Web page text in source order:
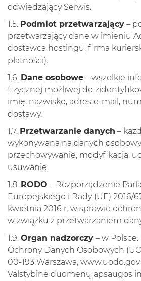
odwiedzający Serwis.
1.5. Podmiot przetwarzający –
przetwarzający dane w imieniu
dostawca hostingu, firma
płatności).
1.6. Dane osobowe – wszelkie
fizycznej możliwej do
imię, nazwisko, adres e-mail,
dostawy.
1.7. Przetwarzanie danych –
wykonywana na danych
przechowywanie, modyfikacja,
usuwanie.
1.8. RODO – Rozporządzenie
Europejskiego i Rady (UE) 2016/
kwietnia 2016 r. w sprawie
w związku z przetwarzaniem
1.9. Organ nadzorczy – w
Ochrony Danych Osobowych
00-193 Warszawa,
Valstybinė duomenų apsaugos